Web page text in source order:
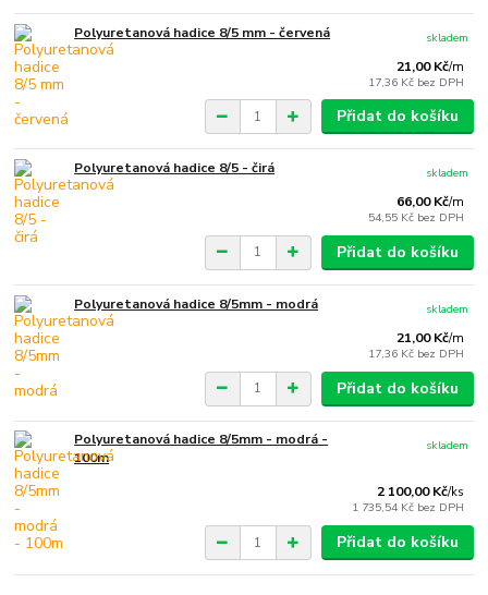
Polyuretanová hadice 8/5 mm - červená
21,00 Kč/m
17,36 Kč bez DPH
skladem
Přidat do košíku
Polyuretanová hadice 8/5 - čirá
66,00 Kč/m
54,55 Kč bez DPH
skladem
Přidat do košíku
Polyuretanová hadice 8/5mm - modrá
21,00 Kč/m
17,36 Kč bez DPH
skladem
Přidat do košíku
Polyuretanová hadice 8/5mm - modrá -
100m
2 100,00 Kč/ks
1 735,54 Kč bez DPH
skladem
Přidat do košíku